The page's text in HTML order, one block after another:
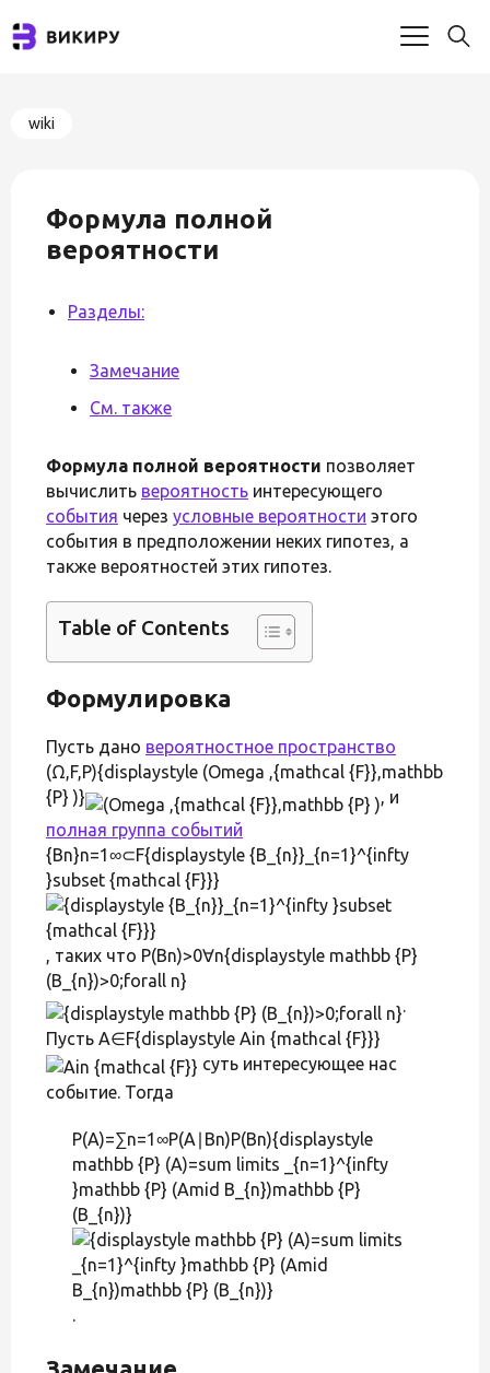
wiki
Формула полной
вероятности
Разделы:
Замечание
См. также
Формула полной вероятности позволяет
вычислить вероятность интересующего
события через условные вероятности этого
события в предположении неких гипотез, а
также вероятностей этих гипотез.
Table of Contents
Формулировка
Пусть дано вероятностное пространство
(Ω,F,P){displaystyle (Omega ,{mathcal {F}},mathbb
{P} )}
, и
полная группа событий
{Bn}n=1∞⊂F{displaystyle {B_{n}}_{n=1}^{infty
}subset {mathcal {F}}}
, таких что P(Bn)>0∀n{displaystyle mathbb {P}
(B_{n})>0;forall n}
.
Пусть A∈F{displaystyle Ain {mathcal {F}}}
суть интересующее нас
событие. Тогда
P(A)=∑n=1∞P(A∣Bn)P(Bn){displaystyle
mathbb {P} (A)=sum limits _{n=1}^{infty
}mathbb {P} (Amid B_{n})mathbb {P}
(B_{n})}
.